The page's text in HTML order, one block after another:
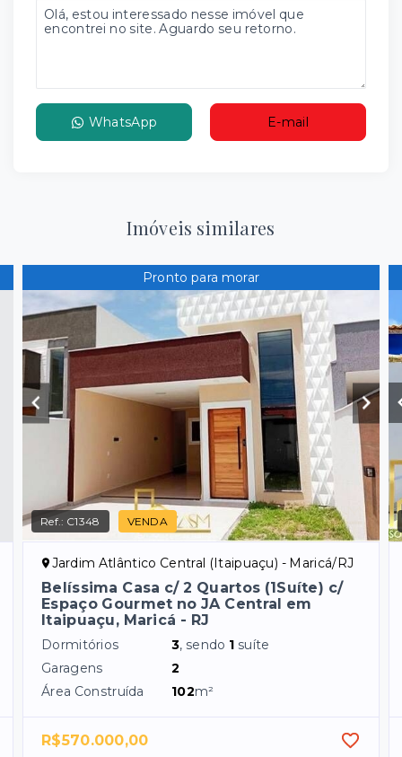
WhatsApp E-mail
Imóveis similares
Pronto para morar
Ref.: C1348 VENDA
Jardim Atlântico Central (Itaipuaçu) - Maricá/RJ
Belíssima Casa c/ 2 Quartos (1Suíte) c/
Espaço Gourmet no JA Central em
Itaipuaçu, Maricá - RJ
Dormitórios 3, sendo 1 suíte
Garagens
2
Área Construída
102m²
R$570.000,00